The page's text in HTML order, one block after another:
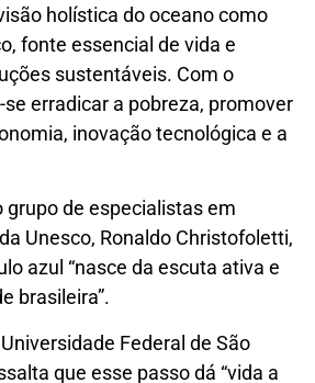
holística do oceano como
fonte essencial de vida e
sustentáveis. Com o
erradicar a pobreza, promover
inovação tecnológica e a
grupo de especialistas em
Unesco, Ronaldo Christofoletti,
azul “nasce da escuta ativa e
brasileira”.
Federal de São
que esse passo dá “vida a